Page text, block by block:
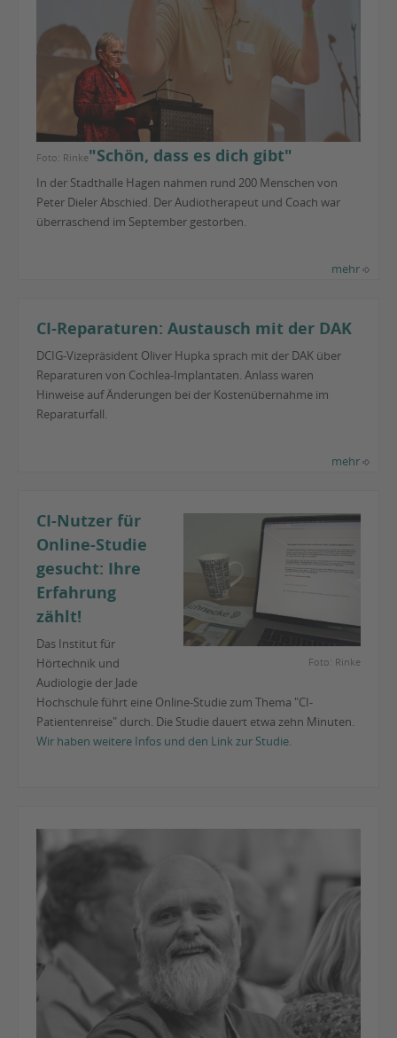
Foto: Rinke"Schön, dass es dich gibt"
In der Stadthalle Hagen nahmen rund 200 Menschen von
Peter Dieler Abschied. Der Audiotherapeut und Coach war
überraschend im September gestorben.
mehr
CI-Reparaturen: Austausch mit der DAK
DCIG-Vizepräsident Oliver Hupka sprach mit der DAK über
Reparaturen von Cochlea-Implantaten. Anlass waren
Hinweise auf Änderungen bei der Kostenübernahme im
Reparaturfall.
mehr
Foto: Rinke
CI-Nutzer für
Online-Studie
gesucht: Ihre
Erfahrung
zählt!
Das Institut für
Hörtechnik und
Audiologie der Jade
Hochschule führt eine Online-Studie zum Thema "CI-
Patientenreise" durch. Die Studie dauert etwa zehn Minuten.
Wir haben weitere Infos und den Link zur Studie.